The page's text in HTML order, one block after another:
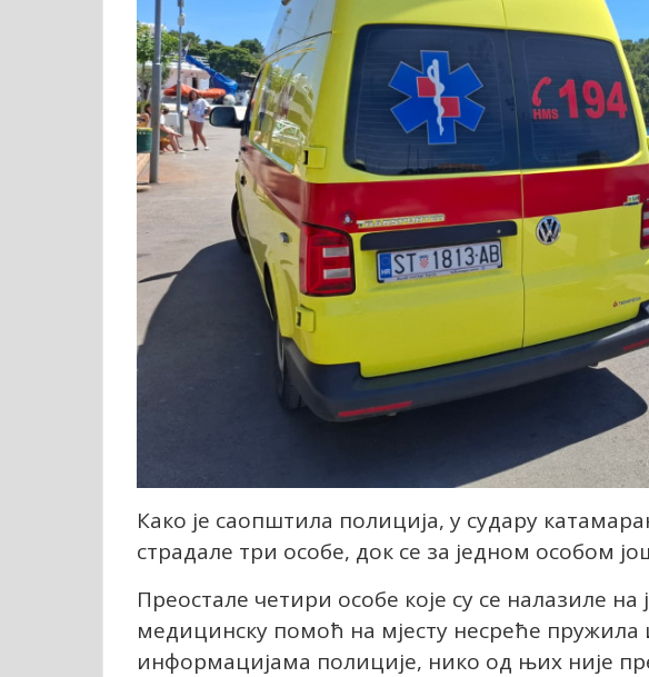
Како је саопштила полиција, у судару
страдале три особе, док се за једном особом
Преостале четири особе које су се налазиле на
медицинску помоћ на мјесту несреће
информацијама полиције, нико од њих није